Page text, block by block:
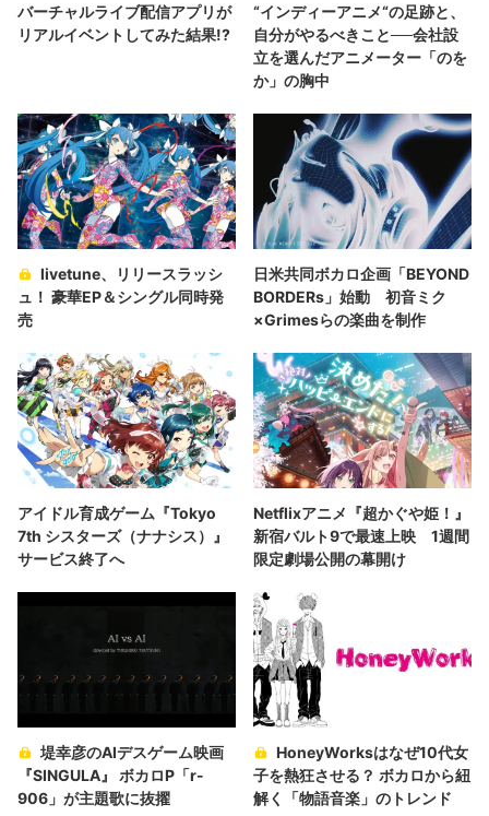
バーチャルライブ配信アプリが
リアルイベントしてみた結果!?
“インディーアニメ“の足跡と、
自分がやるべきこと──会社設
立を選んだアニメーター「のを
か」の胸中
livetune、リリースラッシ
ュ！ 豪華EP＆シングル同時発
売
日米共同ボカロ企画「BEYOND
BORDERs」始動 初音ミク
×Grimesらの楽曲を制作
アイドル育成ゲーム『Tokyo
7th シスターズ（ナナシス）』
サービス終了へ
Netflixアニメ『超かぐや姫！』
新宿バルト9で最速上映 1週間
限定劇場公開の幕開け
堤幸彦のAIデスゲーム映画
『SINGULA』 ボカロP「r-
906」が主題歌に抜擢
HoneyWorksはなぜ10代女
子を熱狂させる？ ボカロから紐
解く「物語音楽」のトレンド